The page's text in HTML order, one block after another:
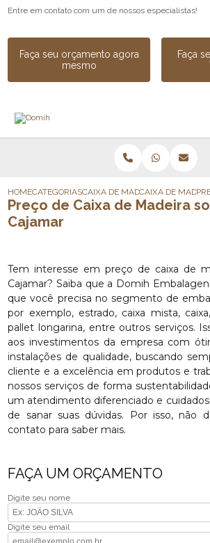
Entre em contato com um de nossos especialistas!
Faça seu orçamento agora
mesmo
Faça
HOMECATEGORIASCAIXA DE MADEIRACAIXA DE
Preço de Caixa de Madeira
Cajamar
Tem interesse em preço de caixa de
Cajamar? Saiba que a Domih
que você precisa no segmento de
por exemplo, estrado, caixa mista,
pallet longarina, entre outros serviços.
aos investimentos da empresa com
instalações de qualidade, buscando
cliente e a excelência em produtos e
nossos serviços de forma
um atendimento diferenciado e
de sanar suas dúvidas. Por isso, não
contato para saber mais.
FAÇA UM ORÇAMENTO
Digite seu nome
Digite seu email